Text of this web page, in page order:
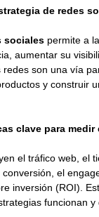
de redes
sociales permite a
aumentar su
redes son una vía
y construir
clave para medir
el tráfico web, el
el
inversión (ROI).
funcionan